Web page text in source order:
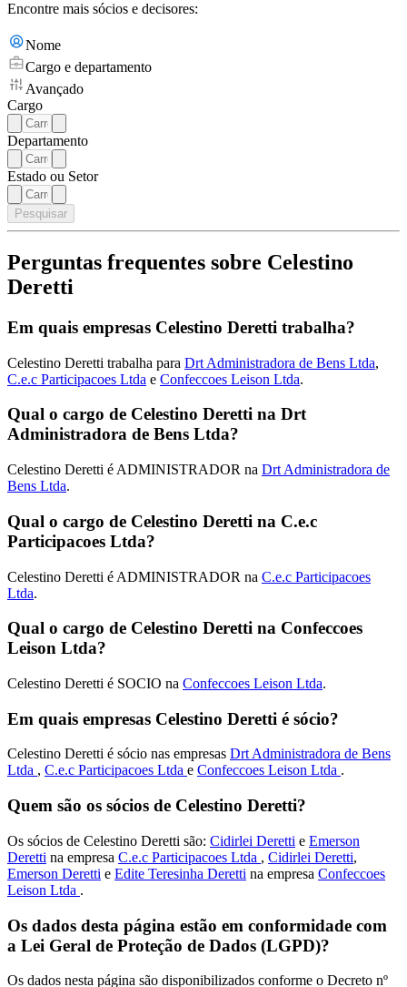
Encontre mais sócios e decisores:
Nome
Cargo e departamento
Avançado
Cargo
Departamento
Estado ou Setor
Pesquisar
Perguntas frequentes sobre Celestino
Deretti
Em quais empresas Celestino Deretti trabalha?
Celestino Deretti trabalha para Drt Administradora de Bens Ltda,
C.e.c Participacoes Ltda e Confeccoes Leison Ltda.
Qual o cargo de Celestino Deretti na Drt
Administradora de Bens Ltda?
Celestino Deretti é ADMINISTRADOR na Drt Administradora de
Bens Ltda.
Qual o cargo de Celestino Deretti na C.e.c
Participacoes Ltda?
Celestino Deretti é ADMINISTRADOR na C.e.c Participacoes
Ltda.
Qual o cargo de Celestino Deretti na Confeccoes
Leison Ltda?
Celestino Deretti é SOCIO na Confeccoes Leison Ltda.
Em quais empresas Celestino Deretti é sócio?
Celestino Deretti é sócio nas empresas Drt Administradora de Bens
Ltda , C.e.c Participacoes Ltda e Confeccoes Leison Ltda .
Quem são os sócios de Celestino Deretti?
Os sócios de Celestino Deretti são: Cidirlei Deretti e Emerson
Deretti na empresa C.e.c Participacoes Ltda , Cidirlei Deretti,
Emerson Deretti e Edite Teresinha Deretti na empresa Confeccoes
Leison Ltda .
Os dados desta página estão em conformidade com
a Lei Geral de Proteção de Dados (LGPD)?
Os dados nesta página são disponibilizados conforme o Decreto nº